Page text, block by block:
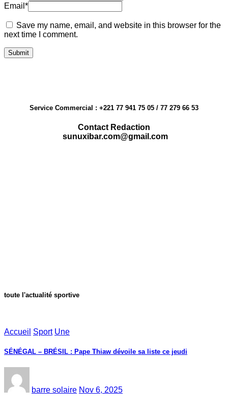
Email *
Save my name, email, and website in this browser for the
next time I comment.
Service Commercial : +221 77 941 75 05 / 77 279 66 53
Contact Redaction
sunuxibar.com@gmail.com
toute l'actualité sportive
Accueil Sport Une
SÉNÉGAL – BRÉSIL : Pape Thiaw dévoile sa liste ce jeudi
barre solaire Nov 6, 2025